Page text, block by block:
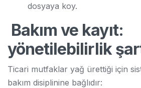
dosyaya koy.
Bakım ve kayıt:
yönetilebilirlik
Ticari mutfaklar yağ ürettiği için
bakım disiplinine bağlıdır: